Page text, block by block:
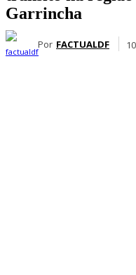
Garrincha
Por FACTUALDF